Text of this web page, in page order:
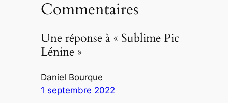
Commentaires
Une réponse à « Sublime Pic
Lénine »
Daniel Bourque
1 septembre 2022